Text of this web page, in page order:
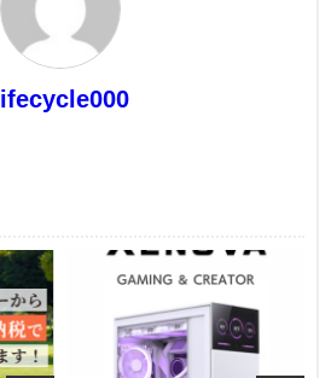
lifecycle000